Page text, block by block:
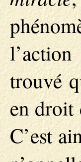
trouvé
en droit
C’est